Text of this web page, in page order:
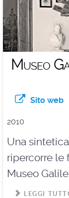
Museo
Sito web
2010
Una
ripercorre le
Museo
LEGGI